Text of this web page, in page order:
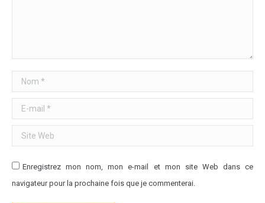
Nom *
E-mail *
Site Web
Enregistrez mon nom, mon e-mail et mon site Web dans ce
navigateur pour la prochaine fois que je commenterai.